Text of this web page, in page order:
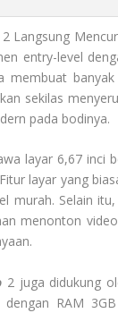
2 Langsung
entry-level
membuat
sekilas
pada bodinya.
layar 6,67 inci
layar yang
murah. Selain
menonton
2 juga didukung
dengan RAM